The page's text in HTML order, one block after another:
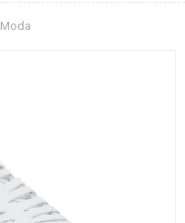
Moda